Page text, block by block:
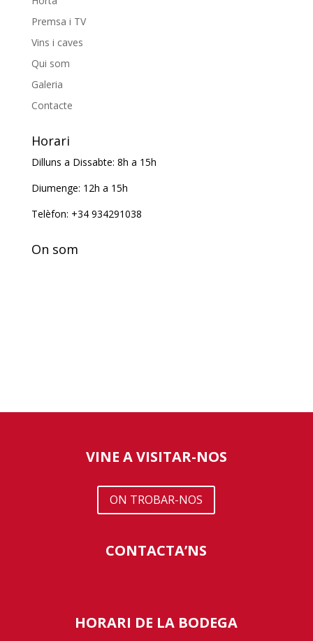
Premsa i TV
Vins i caves
Qui som
Galeria
Contacte
Horari
Dilluns a Dissabte: 8h a 15h
Diumenge: 12h a 15h
Telèfon: +34 934291038
On som
VINE A VISITAR-NOS
ON TROBAR-NOS
CONTACTA’NS
HORARI DE LA BODEGA